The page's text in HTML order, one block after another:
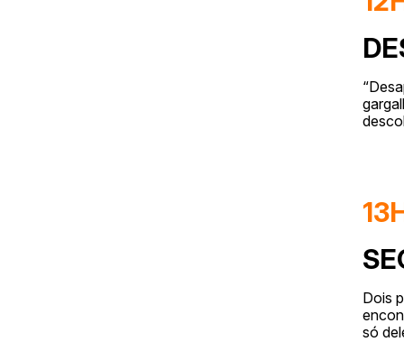
Dois
só